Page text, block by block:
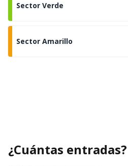
Sector Verde
Sector Amarillo
¿Cuántas entradas?